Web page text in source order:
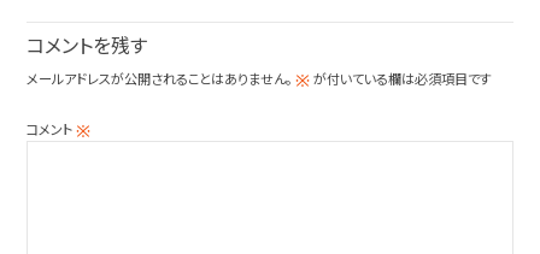
コメントを残す
メールアドレスが公開されることはありません。 ※が付いている欄は必須項目です
コメント※